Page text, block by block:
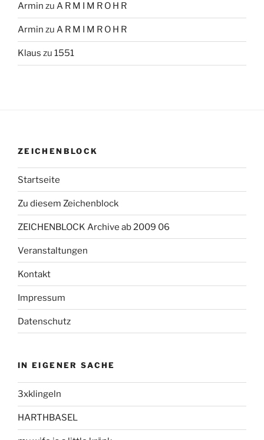
Armin zu A R M I M R O H R
Armin zu A R M I M R O H R
Klaus zu 1551
ZEICHENBLOCK
Startseite
Zu diesem Zeichenblock
ZEICHENBLOCK Archive ab 2009 06
Veranstaltungen
Kontakt
Impressum
Datenschutz
IN EIGENER SACHE
3xklingeln
HARTHBASEL